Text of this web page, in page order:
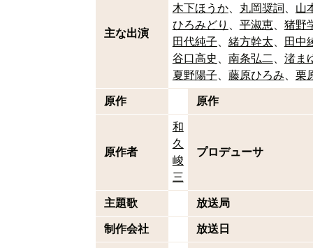
主な出演
木下ほうか
丸岡奨詞
山
ひろみどり
平淑恵
猪野
田代純子
緒方幹太
田中
谷口高史
南条弘二
渚ま
夏野陽子
藤原ひろみ 栗
原作 原作
原作者
和
久
峻
三
プロデューサ
主題歌 放送局
制作会社 放送日